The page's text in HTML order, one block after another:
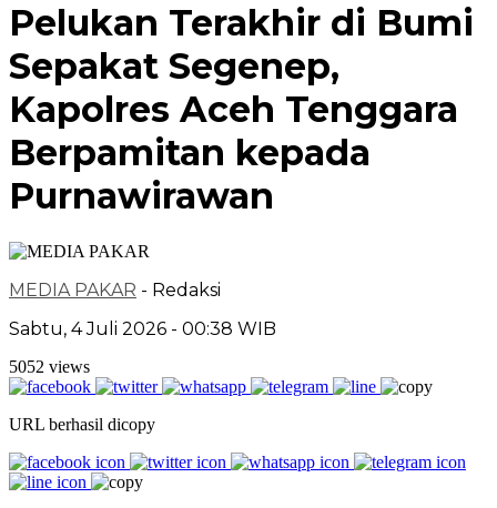
Pelukan Terakhir di Bumi
Sepakat Segenep,
Kapolres Aceh Tenggara
Berpamitan kepada
Purnawirawan
MEDIA PAKAR - Redaksi
Sabtu, 4 Juli 2026 - 00:38 WIB
5052 views
URL berhasil dicopy